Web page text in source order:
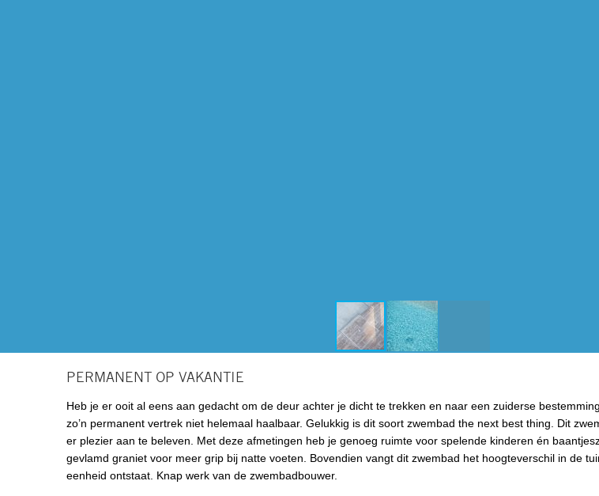
PERMANENT OP VAKANTIE
Heb je er ooit al eens aan gedacht om de deur achter je dicht te trekken en naar een zuiderse
zo’n permanent vertrek niet helemaal haalbaar. Gelukkig is dit soort zwembad the next best thing. Dit
er plezier aan te beleven. Met deze afmetingen heb je genoeg ruimte voor spelende kinderen én
gevlamd graniet voor meer grip bij natte voeten. Bovendien vangt dit zwembad het hoogteverschil in de
eenheid ontstaat. Knap werk van de zwembadbouwer.